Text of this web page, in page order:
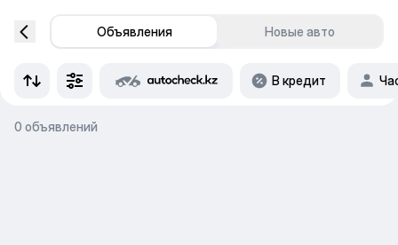
Объявления Новые авто
В кредит
0 объявлений